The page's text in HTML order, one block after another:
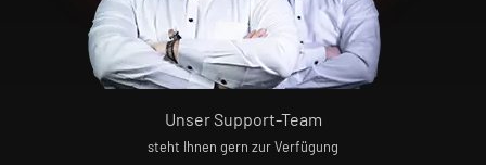
Unser Support-Team
steht Ihnen gern zur Verfügung